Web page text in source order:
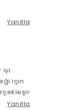
Yanıtla
iyi
için
Yanıtla